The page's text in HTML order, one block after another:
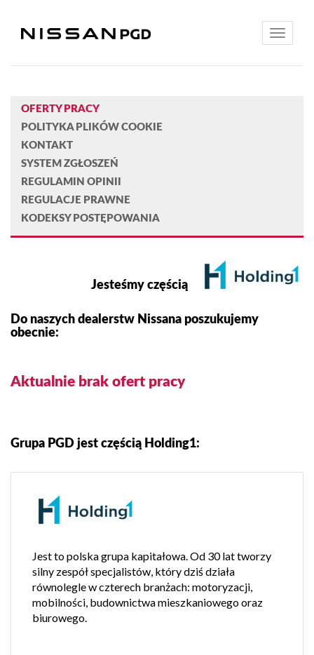
Toggle
OFERTY PRACY
POLITYKA PLIKÓW COOKIE
KONTAKT
SYSTEM ZGŁOSZEŃ
REGULAMIN OPINII
REGULACJE PRAWNE
KODEKSY POSTĘPOWANIA
Jesteśmy częścią
Do naszych dealerstw Nissana poszukujemy
obecnie:
Aktualnie brak ofert pracy
Grupa PGD jest częścią Holding1:
Jest to polska grupa kapitałowa. Od 30 lat tworzy
silny zespół specjalistów, który dziś działa
równolegle w czterech branżach: motoryzacji,
mobilności, budownictwa mieszkaniowego oraz
biurowego.